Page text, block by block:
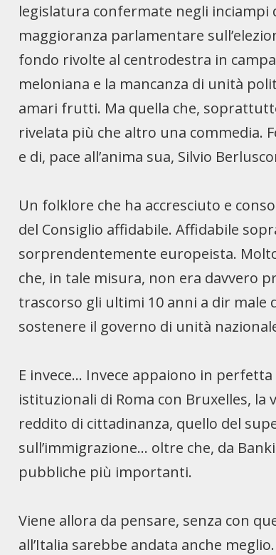
legislatura confermate negli inciampi
maggioranza parlamentare
fondo rivolte al centrodestra in
meloniana e la mancanza di unità
amari frutti. Ma quella che,
rivelata più che altro una commedia.
e di, pace all’anima sua, Silvio
Un folklore che ha accresciuto e
del Consiglio affidabile. Affidabile
sorprendentemente europeista.
che, in tale misura, non era davvero
trascorso gli ultimi 10 anni a dir male
sostenere il governo di unità
E invece… Invece appaiono in
istituzionali di Roma con Bruxelles, la
reddito di cittadinanza, quello del
sull’immigrazione… oltre che, da
pubbliche più importanti.
Viene allora da pensare, senza con
all’Italia sarebbe andata anche